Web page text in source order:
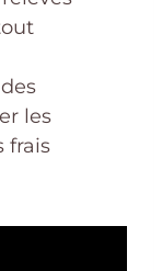
les
frais